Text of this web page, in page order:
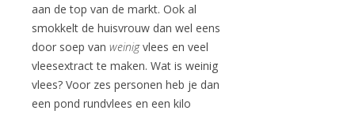
aan de top van de markt. Ook al
smokkelt de huisvrouw dan wel eens
door soep van weinigvlees en veel
vleesextract te maken. Wat is weinig
vlees? Voor zes personen heb je dan
een pond rundvlees en een kilo